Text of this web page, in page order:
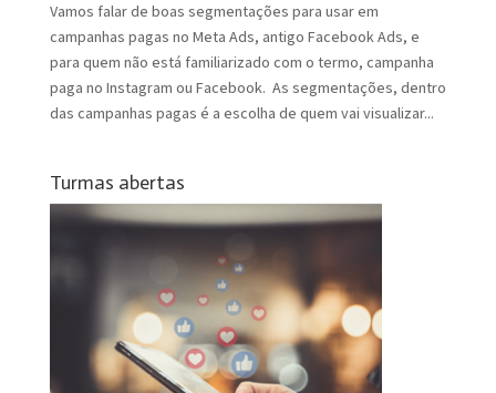
Vamos falar de boas segmentações para usar em
campanhas pagas no Meta Ads, antigo Facebook Ads, e
para quem não está familiarizado com o termo, campanha
paga no Instagram ou Facebook. As segmentações, dentro
das campanhas pagas é a escolha de quem vai visualizar...
Turmas abertas